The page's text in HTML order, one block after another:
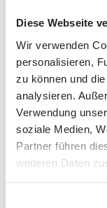
Diese Webseite
Wir verwenden
personalisieren,
zu können und
analysieren.
Verwendung
soziale Medien,
Partner führen
weiteren Daten
haben oder die
Kunstgriff
Kostbares:
machen Sie
Ihrer
der Phantasie
dadurch
dem Leser
Hand, wobei